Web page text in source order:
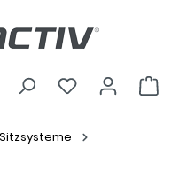
Sitzsysteme